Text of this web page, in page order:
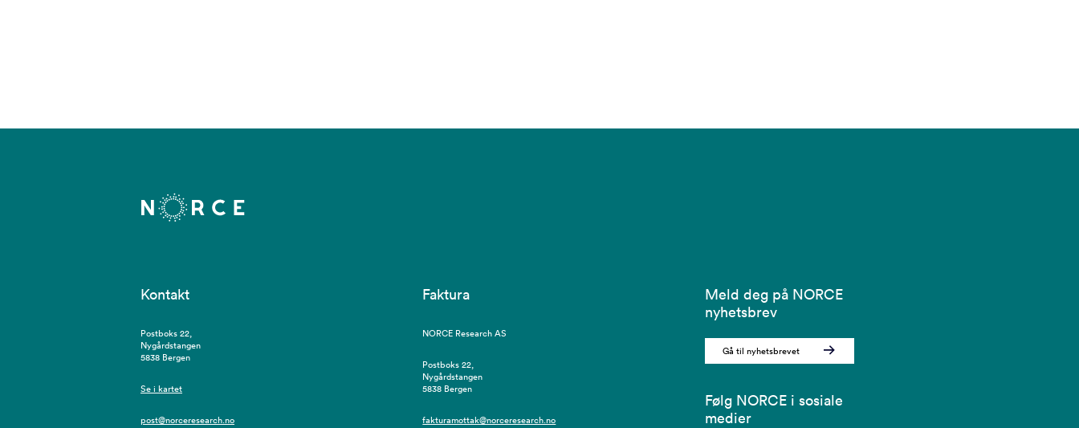
Kontakt
Postboks 22,
Nygårdstangen
5838 Bergen
Se i kartet
post@norceresearch.no
Faktura
NORCE Research AS
Postboks 22,
Nygårdstangen
5838 Bergen
fakturamottak@norceresearch.no
Meld deg på NORCE
nyhetsbrev
Gå til nyhetsbrevet
Følg NORCE i sosiale
medier